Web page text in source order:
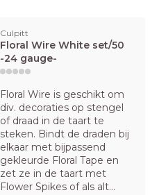
Culpitt
Floral Wire White set/50
-24 gauge-
Floral Wire is geschikt om
div. decoraties op stengel
of draad in de taart te
steken. Bindt de draden bij
elkaar met bijpassend
gekleurde Floral Tape en
zet ze in de taart met
Flower Spikes of als alt...